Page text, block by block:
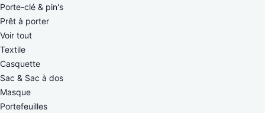
Porte-clé & pin's
Prêt à porter
Voir tout
Textile
Casquette
Sac & Sac à dos
Masque
Portefeuilles